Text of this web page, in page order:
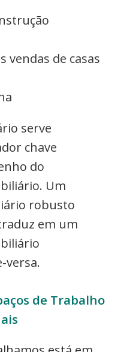
vendas de casas
serve
chave
do
Um
robusto
em um
versa.
de Trabalho